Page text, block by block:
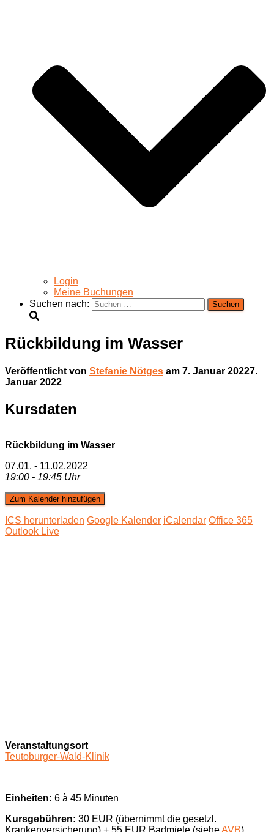
Login
Meine Buchungen
Suchen nach:
Rückbildung im Wasser
Veröffentlicht von Stefanie Nötges am 7. Januar 20227.
Januar 2022
Kursdaten
Rückbildung im Wasser
07.01. - 11.02.2022
19:00 - 19:45 Uhr
Zum Kalender hinzufügen
ICS herunterladen Google Kalender iCalendar Office 365
Outlook Live
Veranstaltungsort
Teutoburger-Wald-Klinik
Einheiten: 6 à 45 Minuten
Kursgebühren: 30 EUR (übernimmt die gesetzl.